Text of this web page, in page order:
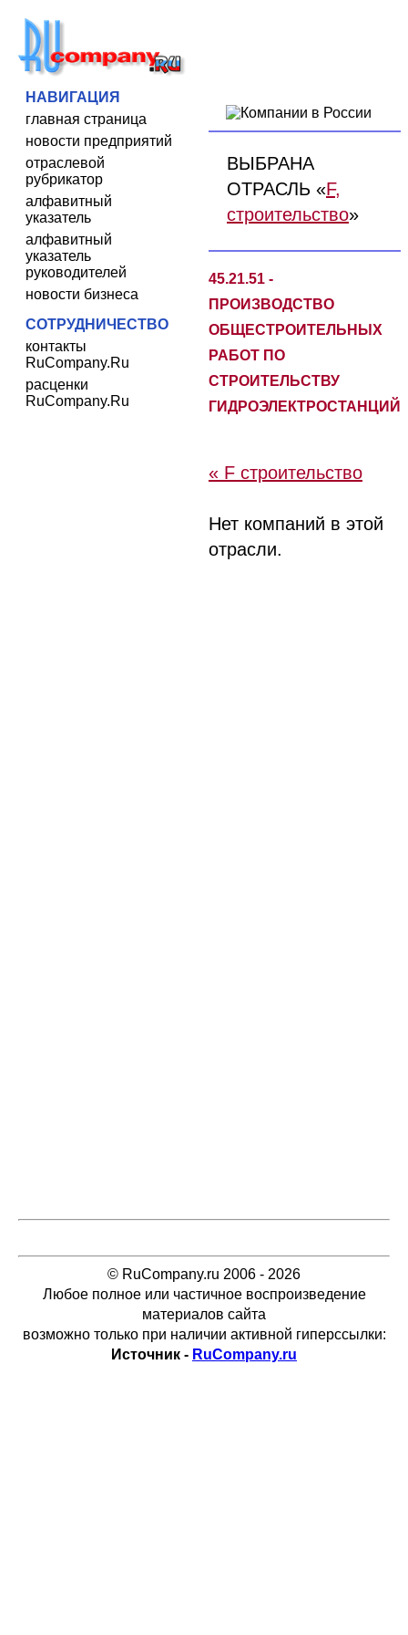
НАВИГАЦИЯ
главная страница
новости предприятий
отраслевой
рубрикатор
алфавитный
указатель
алфавитный
указатель
руководителей
новости бизнеса
СОТРУДНИЧЕСТВО
контакты
RuCompany.Ru
расценки
RuCompany.Ru
ВЫБРАНА
ОТРАСЛЬ «F,
строительство»
45.21.51 -
ПРОИЗВОДСТВО
ОБЩЕСТРОИТЕЛЬНЫХ
РАБОТ ПО
СТРОИТЕЛЬСТВУ
ГИДРОЭЛЕКТРОСТАНЦИЙ
« F строительство
Нет компаний в этой
отрасли.
© RuCompany.ru 2006 - 2026
Любое полное или частичное воспроизведение
материалов сайта
возможно только при наличии активной гиперссылки:
Источник - RuCompany.ru